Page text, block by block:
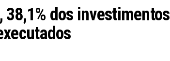
38,1% dos investimentos